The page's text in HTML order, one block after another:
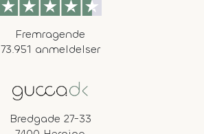
Fremragende
73.951 anmeldelser
Bredgade 27-33